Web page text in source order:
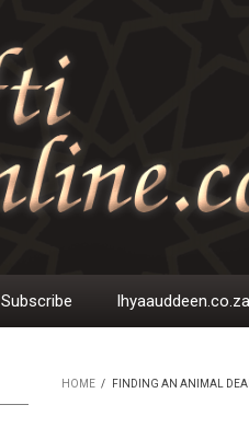
Subscribe Ihyaauddeen.co.za
HOME / FINDING AN ANIMAL